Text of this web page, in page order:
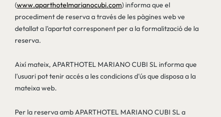
(www.aparthotelmarianocubi.com) informa que el
procediment de reserva a través de les pàgines web ve
detallat a l'apartat corresponent per a la formalització de la
reserva.
Així mateix, APARTHOTEL MARIANO CUBI SL informa que
l'usuari pot tenir accés a les condicions d'ús que disposa a la
mateixa web.
Per la reserva amb APARTHOTEL MARIANO CUBI SL a